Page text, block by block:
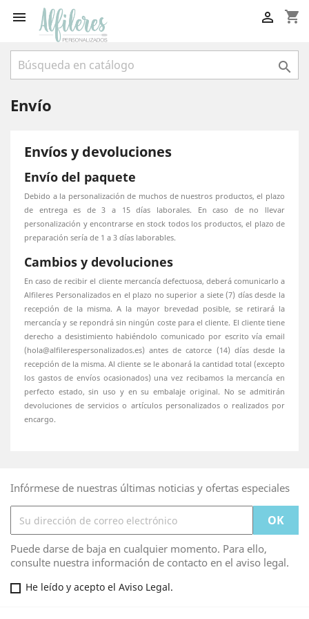
 shopping_cart


Envío
Envíos y devoluciones
Envío del paquete
Debido a la personalización de muchos de nuestros productos, el plazo
de entrega es de 3 a 15 días laborales. En caso de no llevar
personalización y encontrarse en stock todos los productos, el plazo de
preparación sería de 1 a 3 días laborables.
Cambios y devoluciones
En caso de recibir el cliente mercancía defectuosa, deberá comunicarlo a
Alfileres Personalizados en el plazo no superior a siete (7) días desde la
recepción de la misma. A la mayor brevedad posible, se retirará la
mercancía y se repondrá sin ningún coste para el cliente. El cliente tiene
derecho a desistimiento habiéndolo comunicado por escrito vía email
(hola@alfilerespersonalizados.es) antes de catorce (14) días desde la
recepción de la misma. Al cliente se le abonará la cantidad total (excepto
los gastos de envíos ocasionados) una vez recibamos la mercancía en
perfecto estado, sin uso y en su embalaje original. No se admitirán
devoluciones de servicios o artículos personalizados o realizados por
encargo.
Infórmese de nuestras últimas noticias y ofertas especiales
Puede darse de baja en cualquier momento. Para ello,
consulte nuestra información de contacto en el aviso legal.
He leído y acepto el Aviso Legal.